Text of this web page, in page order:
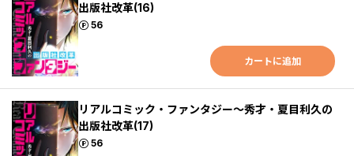
出版社改革(16)
56
ポイント
カートに追加
リアルコミック・ファンタジー～秀才・夏目利久の
出版社改革(17)
56
ポイント